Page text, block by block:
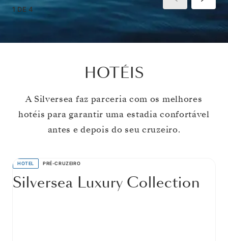
1 DE 4
HOTÉIS
A Silversea faz parceria com os melhores
hotéis para garantir uma estadia confortável
antes e depois do seu cruzeiro.
HOTEL PRÉ-CRUZEIRO
Silversea Luxury Collection